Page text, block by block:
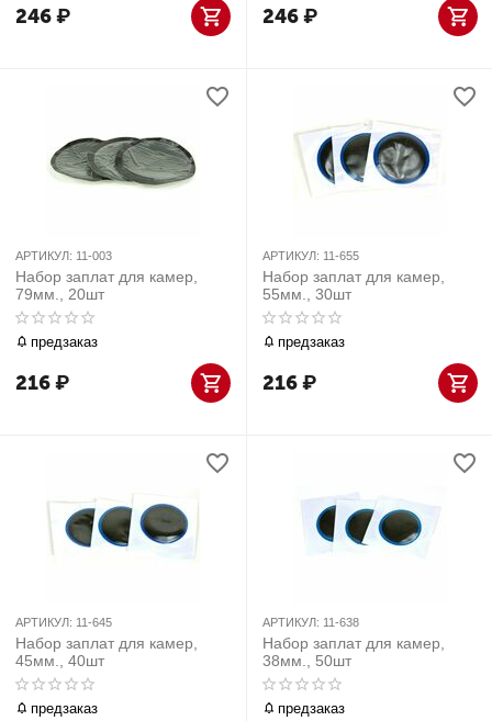
246₽ 246₽
АРТИКУЛ: 11-003
Набор заплат для камер,
79мм., 20шт
предзаказ
216₽
АРТИКУЛ: 11-655
Набор заплат для камер,
55мм., 30шт
предзаказ
216₽
АРТИКУЛ: 11-645
Набор заплат для камер,
45мм., 40шт
предзаказ
АРТИКУЛ: 11-638
Набор заплат для камер,
38мм., 50шт
предзаказ